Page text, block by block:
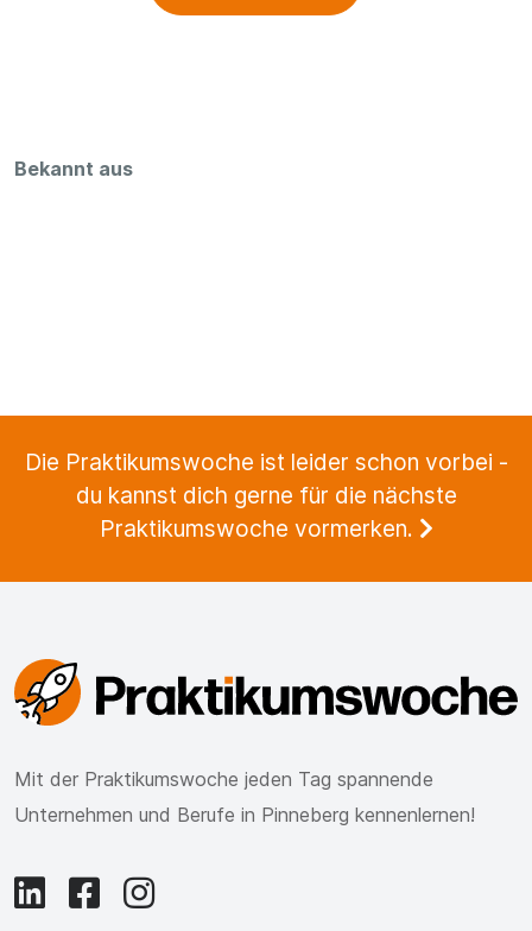
Bekannt aus
Die Praktikumswoche ist leider schon vorbei -
du kannst dich gerne für die nächste
Praktikumswoche vormerken.
Mit der Praktikumswoche jeden Tag spannende
Unternehmen und Berufe in Pinneberg kennenlernen!